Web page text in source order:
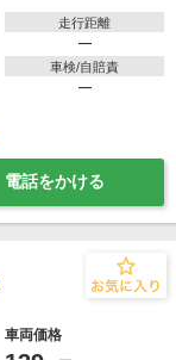
走行距離
―
車検/自賠責
―
電話をかける
車両価格